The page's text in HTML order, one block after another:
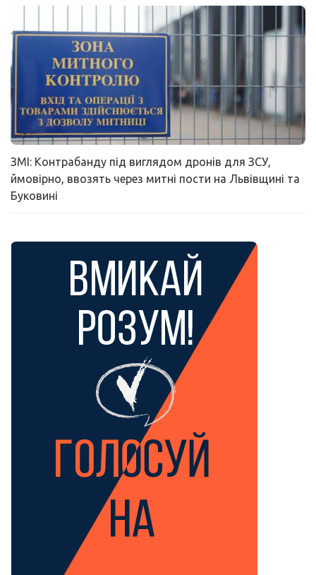
ЗМІ: Контрабанду під виглядом дронів для ЗСУ,
ймовірно, ввозять через митні пости на Львівщині та
Буковині